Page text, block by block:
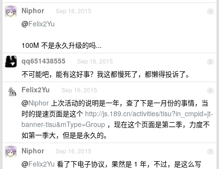
4
Niphor Sep 16, 2015
@Felix2Yu
100M 不是永久升级的吗...
5
qq651438555 Sep 16, 2015
不可能吧，能有这好事？我这都慢死了，都懒得投诉了。
6
Felix2Yu Sep 16, 2015
@Niphor 上次活动的说明是一年，查了下是一月份的事情，当
时的提速页面是这个 http://js.189.cn/activities/tisu?in_cmpid=jt-
banner-tisu&mType=Group ，现在这个页面是第二季，力度不
如第一季大，但是是永久的。
7
Niphor Sep 16, 2015
@Felix2Yu 看了下电子协议，果然是 1 年，不过，是这么写